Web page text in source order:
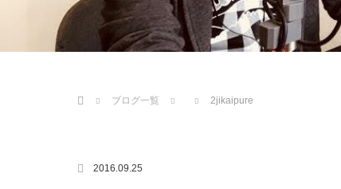
ブログ一覧
2jikaipure
2016.09.25